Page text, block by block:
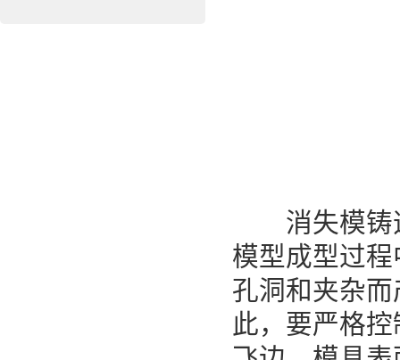
消失模铸造
模型成型过
孔洞和夹杂
此，要严格